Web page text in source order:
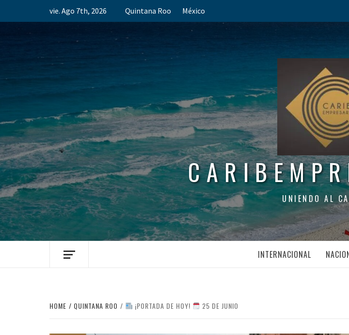
vie. Ago 7th, 2026 Quintana Roo México
UNIENDO AL
INTERNACIONAL
HOME QUINTANA ROO ¡PORTADA DE HOY! 25 DE JUNIO